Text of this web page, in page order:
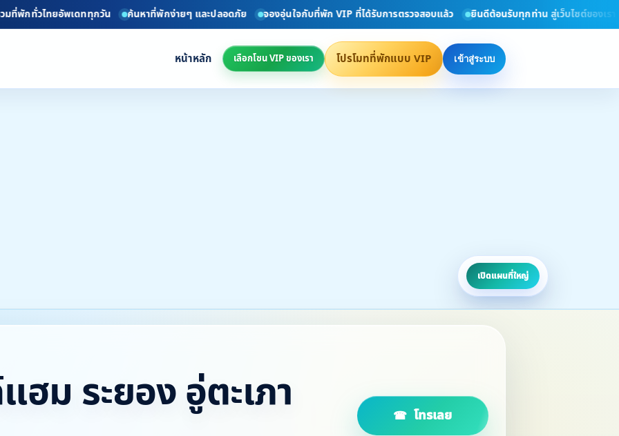
ที่พัก VIP ที่ได้รับการตรวจสอบแล้ว ยินดีต้อนรับทุกท่าน สู่เว็บไซต์ของเรา www.ที่พักแนะนำ.com รวมที่พักทั่วไทยอัพเดททุกวัน ค้นหาที่พักง่าย
หน้าหลัก เลือกโซน VIP ของเรา โปรโมทที่พักแบบ VIP เข้าสู่ระบบ
เปิดแผนที่ใหญ่
ม ระยอง อู่ตะเภา โทรเลย